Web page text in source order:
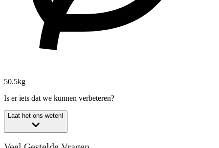
50.5kg
Is er iets dat we kunnen verbeteren?
Laat het ons weten!